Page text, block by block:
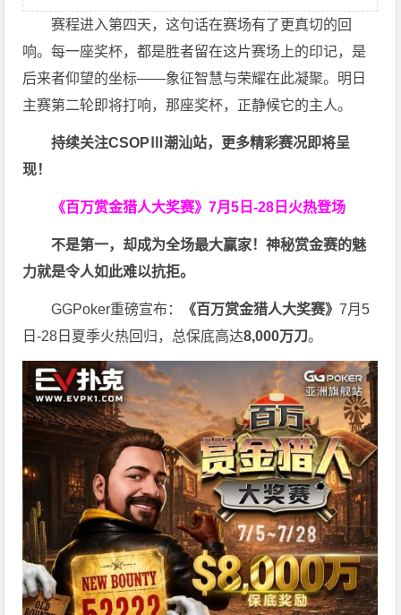
赛程进入第四天，这句话在赛场有了更真切的回
响。每一座奖杯，都是胜者留在这片赛场上的印记，是
后来者仰望的坐标——象征智慧与荣耀在此凝聚。明日
主赛第二轮即将打响，那座奖杯，正静候它的主人。
持续关注CSOPⅢ潮汕站，更多精彩赛况即将呈
现！
《百万赏金猎人大奖赛》7月5日-28日火热登场
不是第一，却成为全场最大赢家！神秘赏金赛的魅
力就是令人如此难以抗拒。
GGPoker重磅宣布： 《百万赏金猎人大奖赛》7月5
日-28日夏季火热回归，总保底高达8,000万刀。